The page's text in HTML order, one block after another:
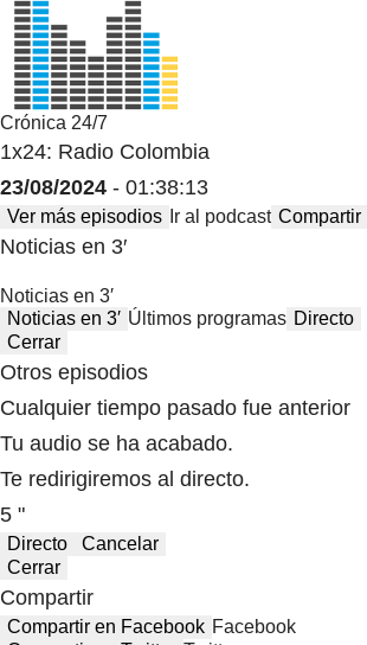
Crónica 24/7
1x24: Radio Colombia
23/08/2024 - 01:38:13
Ver más episodios Ir al podcast Compartir
Noticias en 3′
Noticias en 3′
Noticias en 3′ Últimos programas Directo
Cerrar
Otros episodios
Cualquier tiempo pasado fue anterior
Tu audio se ha acabado.
Te redirigiremos al directo.
5 "
Directo
Cancelar
Cerrar
Compartir
Compartir en Facebook Facebook